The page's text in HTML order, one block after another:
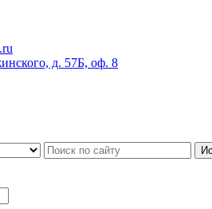
д. 57Б, оф. 8